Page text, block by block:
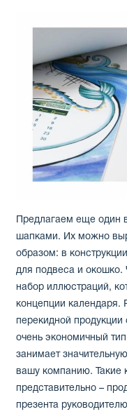
Предлагаем еще один
шапками. Их можно
образом: в
для подвеса и окошко.
набор иллюстраций,
концепции календаря.
перекидной продукции
очень экономичный
занимает
вашу компанию. Такие
представительно –
презента